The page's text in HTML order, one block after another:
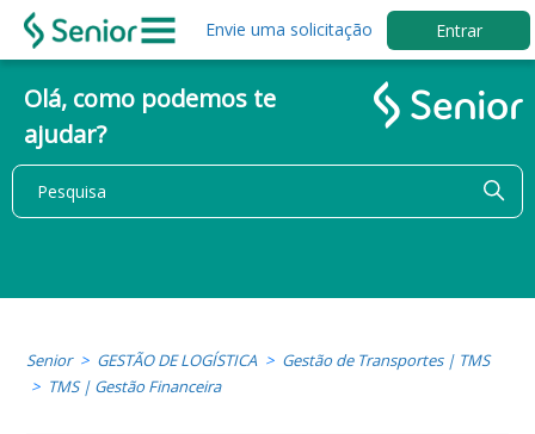
Envie uma solicitação Entrar
Olá, como podemos te
ajudar?
Senior GESTÃO DE LOGÍSTICA
Gestão de Transportes | TMS
TMS | Gestão Financeira